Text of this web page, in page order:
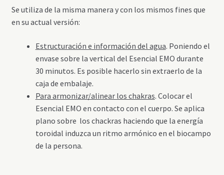
Se utiliza de la misma manera y con los mismos fines que
en su actual versión:
Estructuración e información del agua. Poniendo el
envase sobre la vertical del Esencial EMO durante
30 minutos. Es posible hacerlo sin extraerlo de la
caja de embalaje.
Para armonizar/alinear los chakras. Colocar el
Esencial EMO en contacto con el cuerpo. Se aplica
plano sobre los chackras haciendo que la energía
toroidal induzca un ritmo armónico en el biocampo
de la persona.